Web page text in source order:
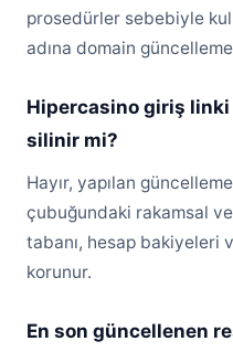
prosedürler sebebiyle
adına domain
Hipercasino giriş
silinir mi?
Hayır, yapılan
çubuğundaki rakamsal
tabanı, hesap bakiyeleri
korunur.
En son güncellenen